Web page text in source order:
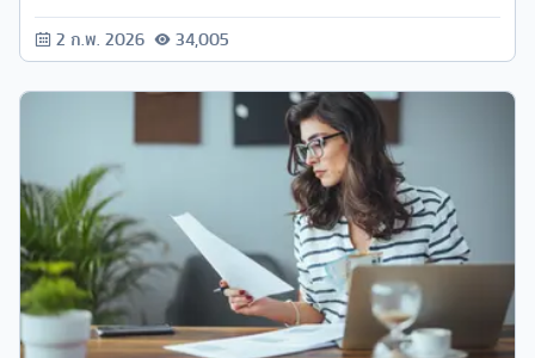
2 ก.พ. 2026 34,005